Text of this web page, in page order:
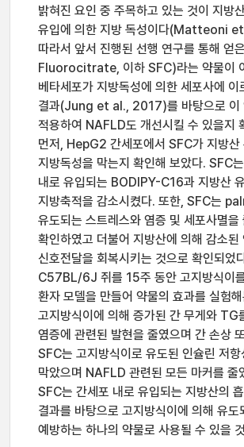
밝혀진 요인 중 주목하고 있는 것이 지방
유입에 의한 지방 독성이다(Matteoni
따라서 앞서 진행된 선행 연구를 통해
Fluorocitrate, 이하 SFC)라는 약물이
베타세포가 지방독성에 의한 세포사에 이
결과(Jung et al., 2017)를 바탕으로 이
적용하여 NAFLD도 개선시킬 수 있을지
먼저, HepG2 간세포에서 SFC가 지방산
지방독성을 막는지 확인해 보았다. SFC
내로 유입되는 BODIPY-C16과 지방산
지방축적을 감소시켰다. 또한, SFC는
유도되는 스트레스와 염증 및 세포사멸을
확인하였고 더불어 지방산에 의해 감소된
신호전달을 회복시키는 것으로 확인되었
C57BL/6J 쥐를 15주 동안 고지방식이
환자 모델을 만들어 약물의 효과를 실험
고지방식이에 의해 증가된 간 무게와 TG
염증에 관련된 발현을 줄였으며 간 손상
SFC는 고지방식이로 유도된 인슐린 저항
막았으며 NAFLD 관련된 모든 마커를 줄
SFC는 간세포 내로 유입되는 지방산의
결과를 바탕으로 고지방식이에 의해 유
예방하는 하나의 약물로 사용될 수 있을